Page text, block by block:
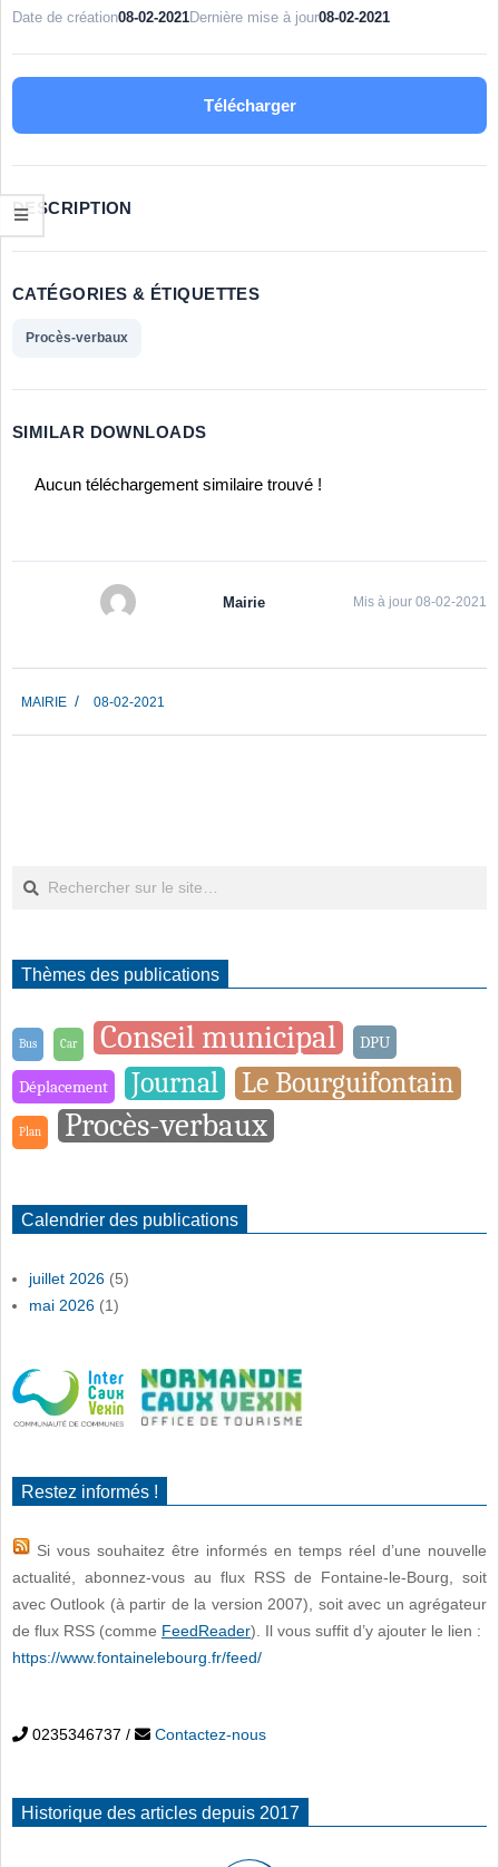
Date de création08-02-2021Dernière mise à jour08-02-2021
Télécharger
DESCRIPTION
CATÉGORIES & ÉTIQUETTES
Procès-verbaux
SIMILAR DOWNLOADS
Aucun téléchargement similaire trouvé !
Mairie Mis à jour 08-02-2021
02-
08
MAIRIE 08-02-2021
Thèmes des publications
Bus Car Conseil municipal DPU
Déplacement Journal Le Bourguifontain
Plan Procès-verbaux
Calendrier des publications
juillet 2026 (5)
mai 2026 (1)
Restez informés !
Si vous souhaitez être informés en temps réel d’une nouvelle
actualité, abonnez-vous au flux RSS de Fontaine-le-Bourg, soit
avec Outlook (à partir de la version 2007), soit avec un agrégateur
de flux RSS (comme FeedReader). Il vous suffit d’y ajouter le lien :
https://www.fontainelebourg.fr/feed/
0235346737 / Contactez-nous
Historique des articles depuis 2017